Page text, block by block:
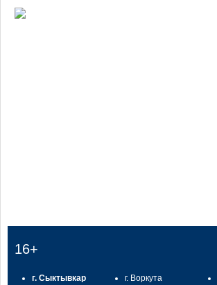
16+
г. Сыктывкар
г. Воркута